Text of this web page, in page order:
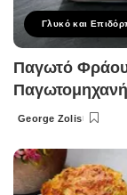
Γλυκό και
Παγωτό
Παγωτομηχανή
Posted
George Zolis